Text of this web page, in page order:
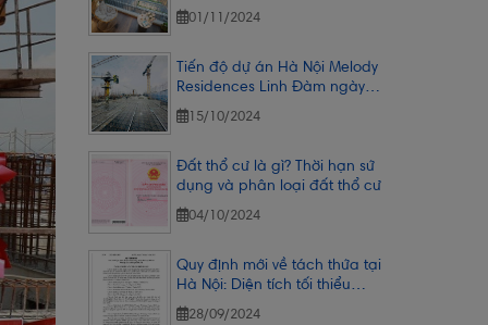
khách ở thực
01/11/2024
Tiến độ dự án Hà Nội Melody
Residences Linh Đàm ngày
14/10/2024
15/10/2024
Đất thổ cư là gì? Thời hạn sử
dụng và phân loại đất thổ cư
04/10/2024
Quy định mới về tách thửa tại
Hà Nội: Diện tích tối thiểu
50m2.
28/09/2024